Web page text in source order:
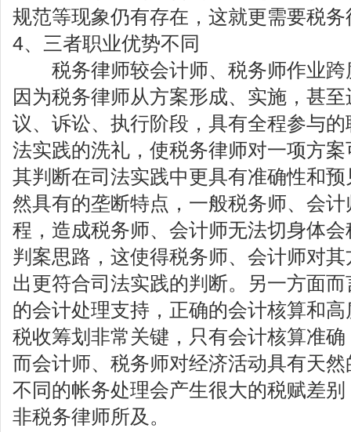
规范等现象仍有存在，这就更需要税
4、三者职业优势不同
税务律师较会计师、税务师作业跨
因为税务律师从方案形成、实施，甚
议、诉讼、执行阶段，具有全程参与
法实践的洗礼，使税务律师对一项方
其判断在司法实践中更具有准确性和
然具有的垄断特点，一般税务师、会
程，造成税务师、会计师无法切身体
判案思路，这使得税务师、会计师对
出更符合司法实践的判断。另一方面
的会计处理支持，正确的会计核算和
税收筹划非常关键，只有会计核算准
而会计师、税务师对经济活动具有天
不同的帐务处理会产生很大的税赋差
非税务律师所及。